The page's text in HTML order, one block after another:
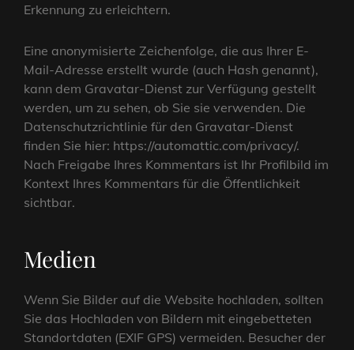
Erkennung zu erleichtern.
Eine anonymisierte Zeichenfolge, die aus Ihrer E-
Mail-Adresse erstellt wurde (auch Hash genannt),
kann dem Gravatar-Dienst zur Verfügung gestellt
werden, um zu sehen, ob Sie sie verwenden. Die
Datenschutzrichtlinie für den Gravatar-Dienst
finden Sie hier: https://automattic.com/privacy/.
Nach Freigabe Ihres Kommentars ist Ihr Profilbild im
Kontext Ihres Kommentars für die Öffentlichkeit
sichtbar.
Medien
Wenn Sie Bilder auf die Website hochladen, sollten
Sie das Hochladen von Bildern mit eingebetteten
Standortdaten (EXIF GPS) vermeiden. Besucher der